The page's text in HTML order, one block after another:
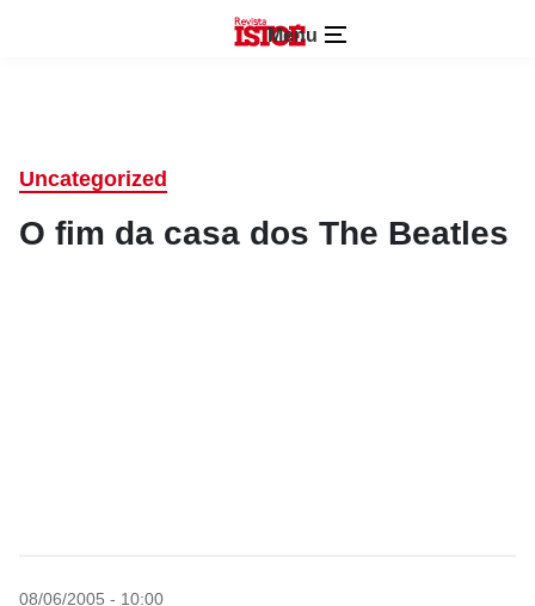
Menu
Uncategorized
O fim da casa dos The Beatles
08/06/2005 - 10:00